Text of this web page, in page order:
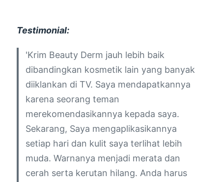
Testimonial:
'Krim Beauty Derm jauh lebih baik
dibandingkan kosmetik lain yang banyak
diiklankan di TV. Saya mendapatkannya
karena seorang teman
merekomendasikannya kepada saya.
Sekarang, Saya mengaplikasikannya
setiap hari dan kulit saya terlihat lebih
muda. Warnanya menjadi merata dan
cerah serta kerutan hilang. Anda harus